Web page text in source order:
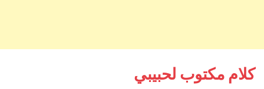
كلام مكتوب لحبيبي